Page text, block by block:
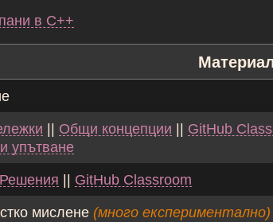
в C++
|| Общи концепции || GitHub
упътване
Решения || GitHub Classroom
мислене(много експериментално)